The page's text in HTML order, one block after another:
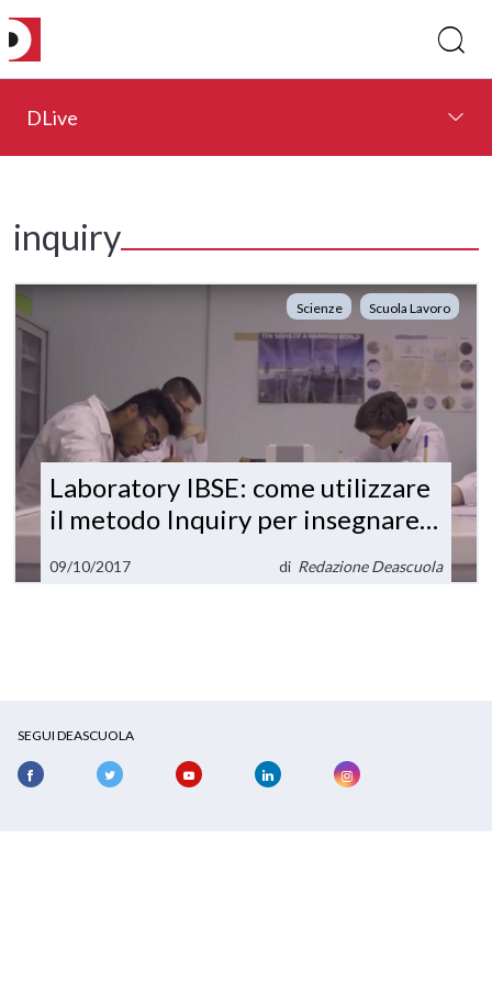
DLive
inquiry
Scienze Scuola Lavoro
Laboratory IBSE: come utilizzare
il metodo Inquiry per insegnare
09/10/2017 di Redazione Deascuola
SEGUI DEASCUOLA